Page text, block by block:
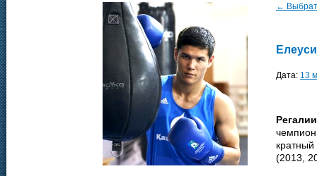
←
Дата: 13
(2013,